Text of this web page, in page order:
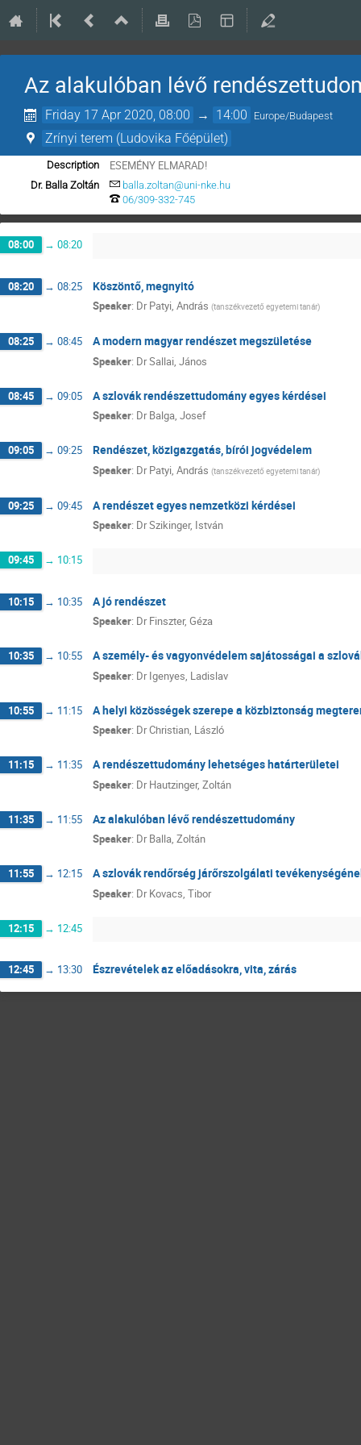
Az alakulóban lévő
Friday 17 Apr 2020, 08:00 → 14:00 Europe/Budapest
Zrínyi terem (Ludovika Főépület)
Description ESEMÉNY ELMARAD!
Dr. Balla Zoltán
balla.zoltan@uni-nke.hu
06/309-332-745
08:00 → 08:20
08:20 → 08:25 Köszöntő, megnyitó
Speaker: Dr Patyi, András (tanszékvezető egyetemi tanár)
08:25 → 08:45 A modern magyar rendészet megszületése
Speaker: DrSallai, János
08:45 → 09:05 A szlovák rendészettudomány egyes kérdései
Speaker: Dr Balga, Josef
09:05 → 09:25 Rendészet, közigazgatás, bírói jogvédelem
Speaker: Dr Patyi, András (tanszékvezető egyetemi tanár)
09:25 → 09:45 A rendészet egyes nemzetközi kérdései
Speaker: DrSzikinger, István
09:45 → 10:15
10:15 → 10:35 A jó rendészet
Speaker: Dr Finszter, Géza
10:35 → 10:55 A személy- és vagyonvédelem sajátosságai a
Speaker: Dr Igenyes, Ladislav
10:55 → 11:15 A helyi közösségek szerepe a közbiztonság
Speaker: DrChristian, László
11:15 → 11:35 A rendészettudomány lehetséges határterületei
Speaker: Dr Hautzinger, Zoltán
11:35 → 11:55 Az alakulóban lévő rendészettudomány
Speaker: Dr Balla, Zoltán
11:55 → 12:15 A szlovák rendőrség járőrszolgálati
Speaker: Dr Kovacs, Tibor
12:15 → 12:45
12:45 → 13:30 Észrevételek az előadásokra, vita, zárás